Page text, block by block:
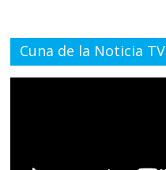
Cuna de la Noticia TV